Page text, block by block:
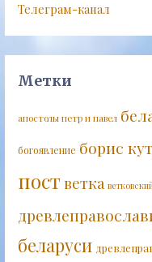
Телеграм-канал
Метки
апостолы петр и павел
богоявление борис
постветка
беларуси